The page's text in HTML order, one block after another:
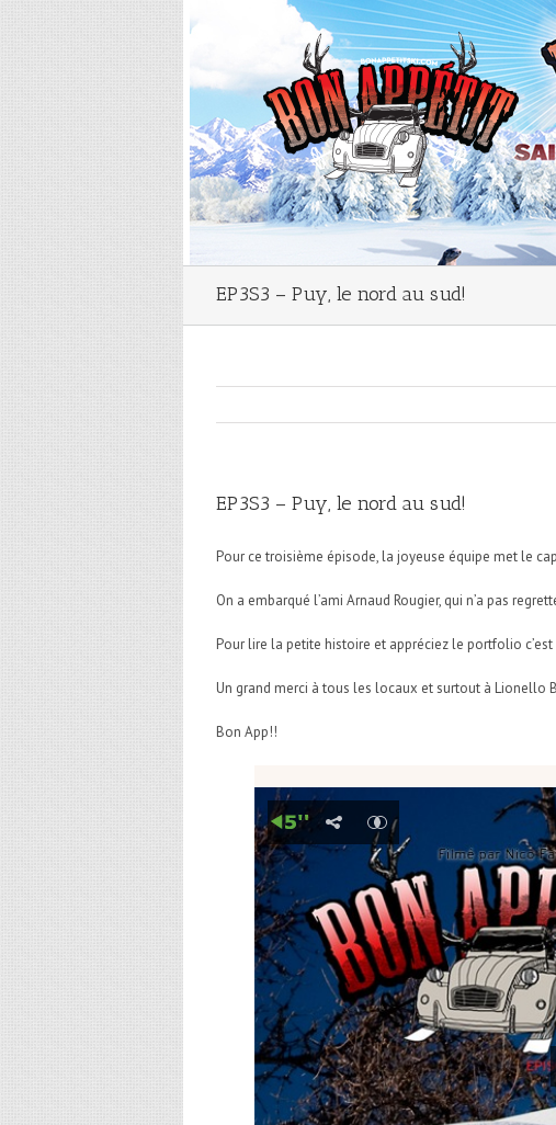
EP3S3 – Puy, le nord au sud!
EP3S3 – Puy, le nord au sud!
Pour ce troisième épisode, la joyeuse équipe met le
On a embarqué l’ami Arnaud Rougier, qui n’a pas
Pour lire la petite histoire et appréciez le portfolio c’est
Un grand merci à tous les locaux et surtout à Lionello
Bon App!!